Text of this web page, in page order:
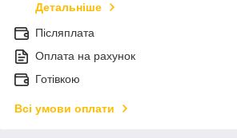
Детальніше
Післяплата
Оплата на рахунок
Готівкою
Всі умови оплати